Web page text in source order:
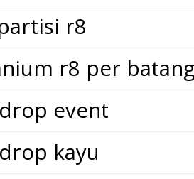
r8
r8 per
event
kayu